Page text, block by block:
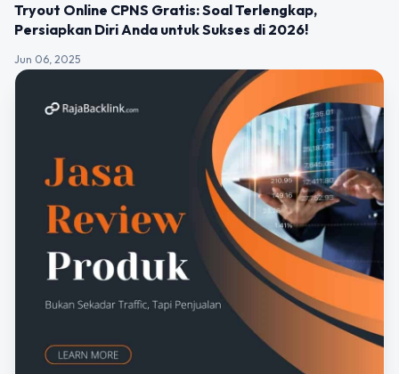
Tryout Online CPNS Gratis: Soal Terlengkap,
Persiapkan Diri Anda untuk Sukses di 2026!
Jun 06, 2025